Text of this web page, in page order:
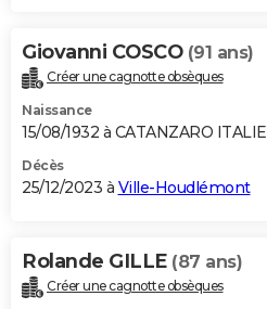
Giovanni COSCO (91 ans)
Créer une cagnotte obsèques
Naissance
15/08/1932 à CATANZARO ITALIE
Décès
25/12/2023 à Ville-Houdlémont
Rolande GILLE (87 ans)
Créer une cagnotte obsèques